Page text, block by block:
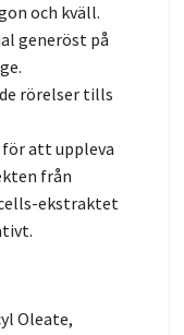
och kväll.
generöst på
rörelser tills
för att uppleva
från
ekstraktet
Oleate,